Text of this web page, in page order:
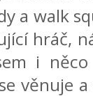
a walk
hráč,
i něco
věnuje